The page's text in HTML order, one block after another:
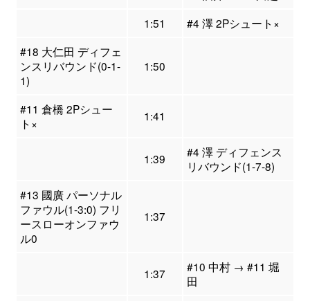
1:51
#4 澤 2Pシュート×
#18 大仁田 ディフェ
ンスリバウンド(0-1-
1)
1:50
#11 倉橋 2Pシュー
ト×
1:41
1:39
#4 澤 ディフェンス
リバウンド(1-7-8)
#13 國廣 パーソナル
ファウル(1-3:0) フリ
ースローオンファウ
ル0
1:37
1:37
#10 中村 → #11 堀
田